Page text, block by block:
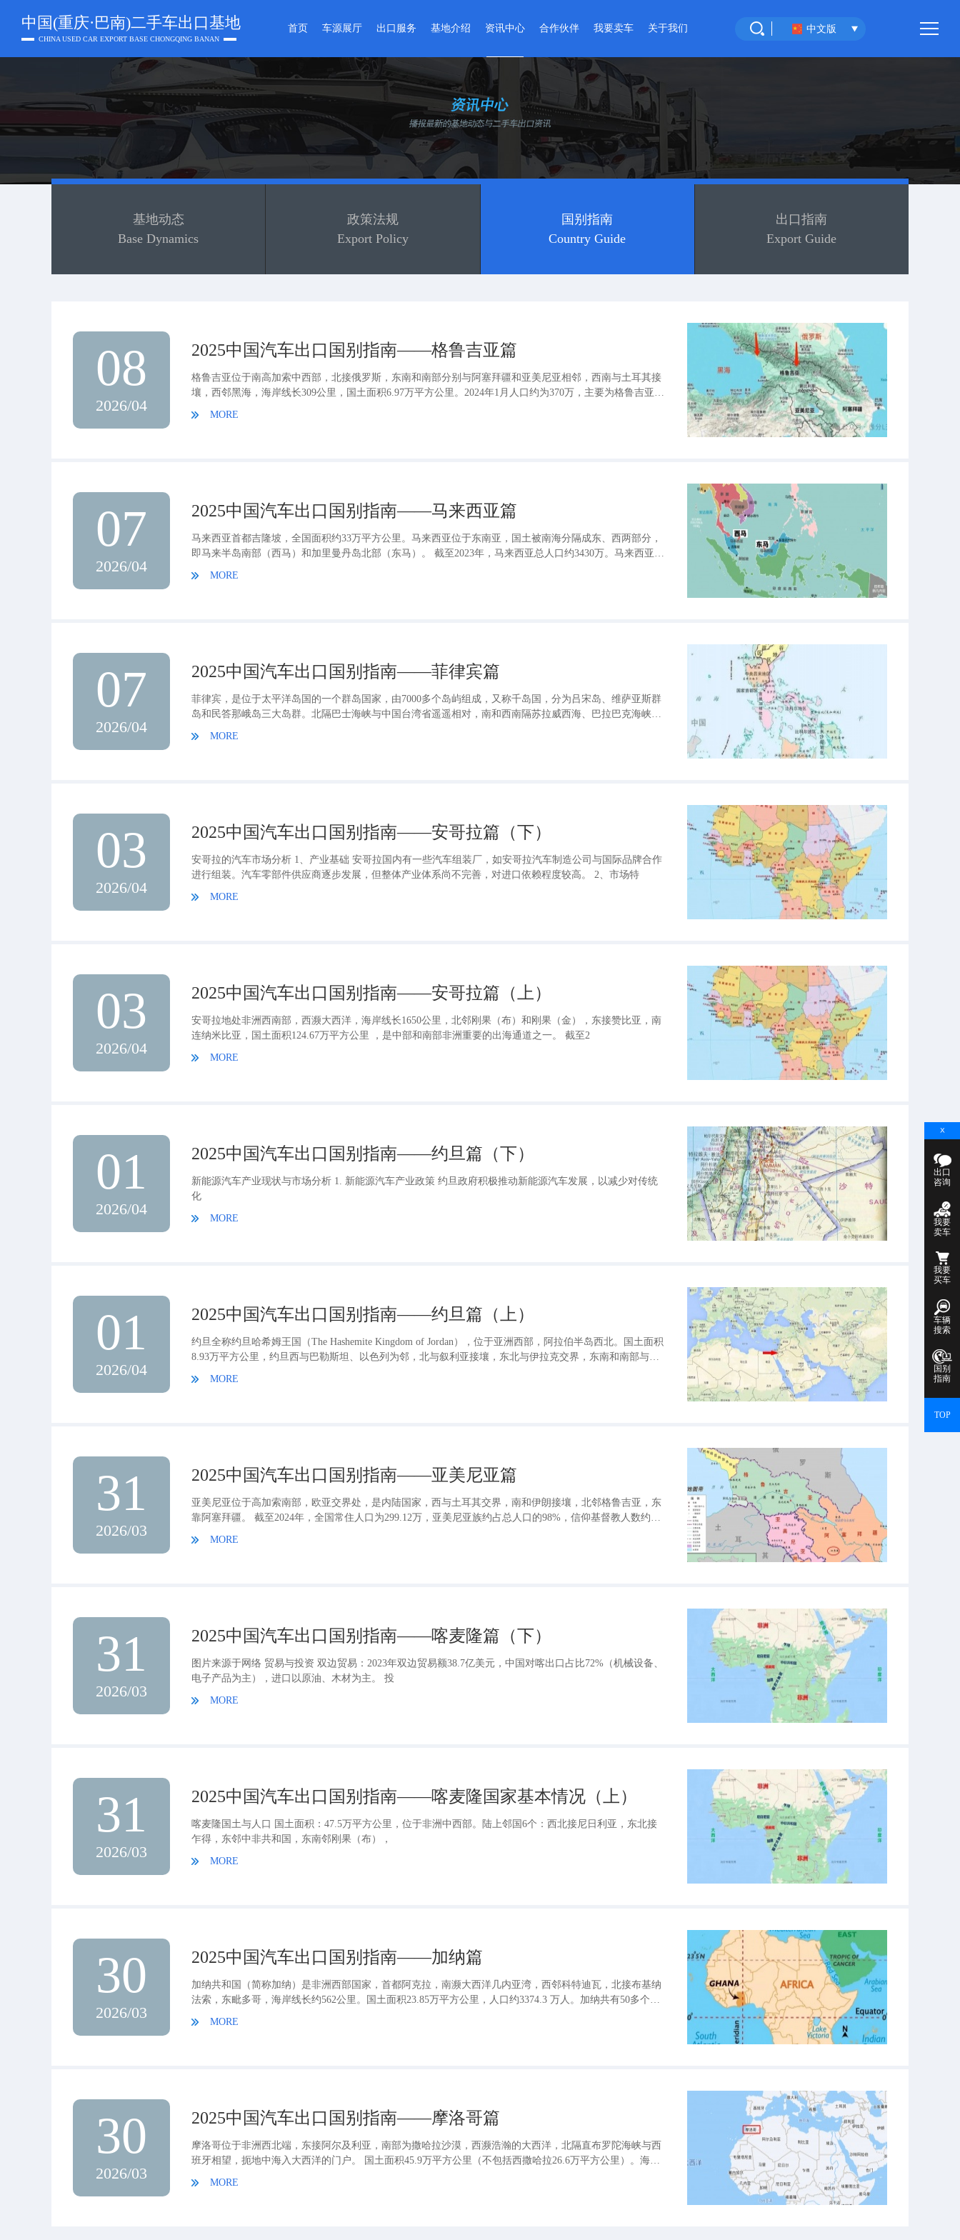
中国(重庆·巴南)二手车出口基地
CHINA USED CAR EXPORT BASE CHONGQING BANAN
首页 车源展厅
精品二手车
准新车
改装车
环宇严选
出口服务
出口流程
维修整备
检测认证
金融服务
智能数据
车管服务
资料下载
基地介绍
基地介绍
全球网点
基地VR实景
资讯中心
基地动态
政策法规
国别指南
出口指南
合作伙伴
合作商家
入驻企业
我要卖车
卖车流程
在线评估
关于我们
联系我们
中文版
基地动态
Base Dynamics
政策法规
Export Policy
国别指南
Country Guide
出口指南
Export Guide
08
2026/04
2025中国汽车出口国别指南——格鲁吉亚篇
格鲁吉亚位于南高加索中西部，北接俄罗斯，东南和南部分别与阿塞拜疆和亚美尼亚相邻，西南与土耳其接
壤，西邻黑海，海岸线长309公里，国土面积6.97万平方公里。2024年1月人口约为370万，主要为格鲁吉亚
MORE
07
2026/04
2025中国汽车出口国别指南——马来西亚篇
马来西亚首都吉隆坡，全国面积约33万平方公里。马来西亚位于东南亚，国土被南海分隔成东、西两部分，
即马来半岛南部（西马）和加里曼丹岛北部（东马）。 截至2023年，马来西亚总人口约3430万。马来西亚是
MORE
07
2026/04
2025中国汽车出口国别指南——菲律宾篇
菲律宾，是位于太平洋岛国的一个群岛国家，由7000多个岛屿组成，又称千岛国，分为吕宋岛、维萨亚斯群
岛和民答那峨岛三大岛群。北隔巴士海峡与中国台湾省遥遥相对，南和西南隔苏拉威西海、巴拉巴克海峡与
MORE
03
2026/04
2025中国汽车出口国别指南——安哥拉篇（下）
安哥拉的汽车市场分析 1、产业基础 安哥拉国内有一些汽车组装厂，如安哥拉汽车制造公司与国际品牌合作
进行组装。汽车零部件供应商逐步发展，但整体产业体系尚不完善，对进口依赖程度较高。 2、市场特
MORE
03
2026/04
2025中国汽车出口国别指南——安哥拉篇（上）
安哥拉地处非洲西南部，西濒大西洋，海岸线长1650公里，北邻刚果（布）和刚果（金），东接赞比亚，南
连纳米比亚，国土面积124.67万平方公里 ，是中部和南部非洲重要的出海通道之一。 截至2
MORE
01
2026/04
2025中国汽车出口国别指南——约旦篇（下）
新能源汽车产业现状与市场分析 1. 新能源汽车产业政策 约旦政府积极推动新能源汽车发展，以减少对传统
化
MORE
01
2026/04
2025中国汽车出口国别指南——约旦篇（上）
约旦全称约旦哈希姆王国（The Hashemite Kingdom of Jordan），位于亚洲西部，阿拉伯半岛西北。国土面积
8.93万平方公里，约旦西与巴勒斯坦、以色列为邻，北与叙利亚接壤，东北与伊拉克交界，东南和南部与沙
MORE
31
2026/03
2025中国汽车出口国别指南——亚美尼亚篇
亚美尼亚位于高加索南部，欧亚交界处，是内陆国家，西与土耳其交界，南和伊朗接壤，北邻格鲁吉亚，东
靠阿塞拜疆。 截至2024年，全国常住人口为299.12万，亚美尼亚族约占总人口的98%，信仰基督教人数约占
MORE
31
2026/03
2025中国汽车出口国别指南——喀麦隆篇（下）
图片来源于网络 贸易与投资 双边贸易：2023年双边贸易额38.7亿美元，中国对喀出口占比72%（机械设备、
电子产品为主），进口以原油、木材为主。 投
MORE
31
2026/03
2025中国汽车出口国别指南——喀麦隆国家基本情况（上）
喀麦隆国土与人口 国土面积：47.5万平方公里，位于非洲中西部。陆上邻国6个：西北接尼日利亚，东北接
乍得，东邻中非共和国，东南邻刚果（布），
MORE
30
2026/03
2025中国汽车出口国别指南——加纳篇
加纳共和国（简称加纳）是非洲西部国家，首都阿克拉，南濒大西洋几内亚湾，西邻科特迪瓦，北接布基纳
法索，东毗多哥，海岸线长约562公里。国土面积23.85万平方公里，人口约3374.3 万人。加纳共有50多个部
MORE
30
2026/03
2025中国汽车出口国别指南——摩洛哥篇
摩洛哥位于非洲西北端，东接阿尔及利亚，南部为撒哈拉沙漠，西濒浩瀚的大西洋，北隔直布罗陀海峡与西
班牙相望，扼地中海入大西洋的门户。 国土面积45.9万平方公里（不包括西撒哈拉26.6万平方公里）。海岸
MORE
出口
咨询
我要
卖车
我要
买车
车辆
搜索
国别
指南
TOP